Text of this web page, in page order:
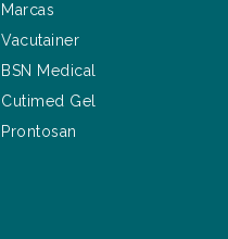
Marcas
Vacutainer
BSN Medical
Cutimed Gel
Prontosan